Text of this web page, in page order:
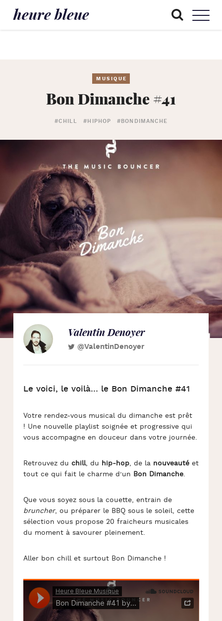
heure bleue
MUSIQUE
Bon Dimanche #41
#CHILL #HIPHOP #BONDIMANCHE
Valentin Denoyer
@ValentinDenoyer
Le voici, le voilà… le Bon Dimanche #41
Votre rendez-vous musical du dimanche est prêt
! Une nouvelle playlist soignée et progressive qui
vous accompagne en douceur dans votre journée.
Retrouvez du chill, du hip-hop, de la nouveautéet
tout ce qui fait le charme d’un Bon Dimanche.
Que vous soyez sous la couette, entrain de
bruncher, ou préparer le BBQ sous le soleil, cette
sélection vous propose 20 fraicheurs musicales
du moment à savourer pleinement.
Aller bon chill et surtout Bon Dimanche !